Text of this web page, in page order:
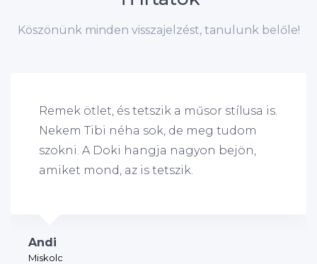
Köszönünk minden visszajelzést, tanulunk belőle!
Remek ötlet, és tetszik a műsor stílusa is.
Nekem Tibi néha sok, de meg tudom
szokni. A Doki hangja nagyon bejön,
amiket mond, az is tetszik.
Andi
Miskolc